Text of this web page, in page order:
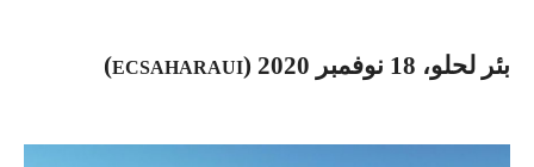
بئر لحلو، 18 نوفمبر 2020 ( ECSAHARAUI
)